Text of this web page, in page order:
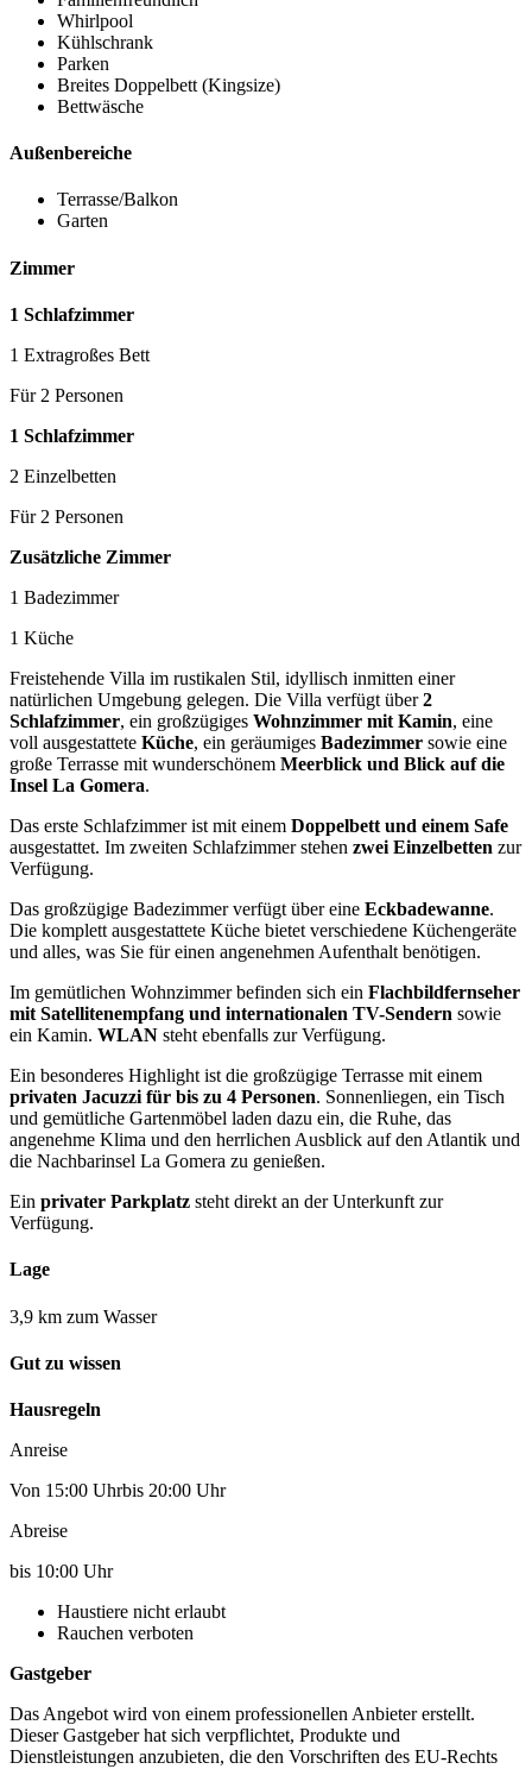
Whirlpool
Kühlschrank
Parken
Breites Doppelbett (Kingsize)
Bettwäsche
Außenbereiche
Terrasse/Balkon
Garten
Zimmer
1 Schlafzimmer
1 Extragroßes Bett
Für 2 Personen
1 Schlafzimmer
2 Einzelbetten
Für 2 Personen
Zusätzliche Zimmer
1 Badezimmer
1 Küche
Freistehende Villa im rustikalen Stil, idyllisch inmitten einer
natürlichen Umgebung gelegen. Die Villa verfügt über2
Schlafzimmer, ein großzügiges Wohnzimmer mit Kamin, eine
voll ausgestattete Küche, ein geräumiges Badezimmer sowie eine
große Terrasse mit wunderschönem Meerblick und Blick auf die
Insel La Gomera.
Das erste Schlafzimmer ist mit einem Doppelbett und einem Safe
ausgestattet. Im zweiten Schlafzimmer stehen zwei Einzelbetten zur
Verfügung.
Das großzügige Badezimmer verfügt über eine Eckbadewanne.
Die komplett ausgestattete Küche bietet verschiedene Küchengeräte
und alles, was Sie für einen angenehmen Aufenthalt benötigen.
Im gemütlichen Wohnzimmer befinden sich ein Flachbildfernseher
mit Satellitenempfang und internationalen TV-Sendern sowie
ein Kamin. WLAN steht ebenfalls zur Verfügung.
Ein besonderes Highlight ist die großzügige Terrasse mit einem
privaten Jacuzzi für bis zu 4 Personen. Sonnenliegen, ein Tisch
und gemütliche Gartenmöbel laden dazu ein, die Ruhe, das
angenehme Klima und den herrlichen Ausblick auf den Atlantik und
die Nachbarinsel La Gomera zu genießen.
Ein privater Parkplatz steht direkt an der Unterkunft zur
Verfügung.
Lage
3,9 km zum Wasser
Gut zu wissen
Hausregeln
Anreise
Von 15:00 Uhrbis 20:00 Uhr
Abreise
bis 10:00 Uhr
Haustiere nicht erlaubt
Rauchen verboten
Gastgeber
Das Angebot wird von einem professionellen Anbieter erstellt.
Dieser Gastgeber hat sich verpflichtet, Produkte und
Dienstleistungen anzubieten, die den Vorschriften des EU-Rechts